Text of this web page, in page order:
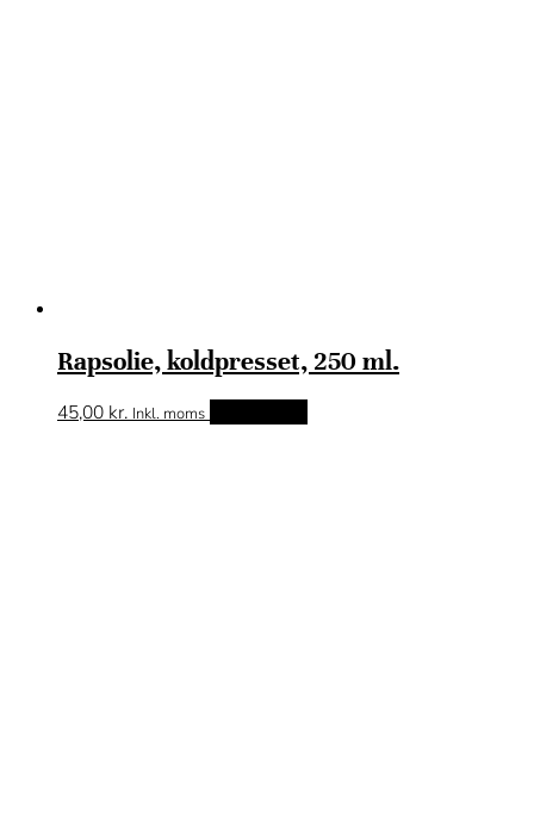
Rapsolie, koldpresset, 250 ml.
45,00 kr. Inkl. moms